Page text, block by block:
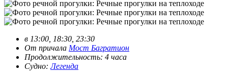
в 13:00, 18:30, 23:30
От причала Мост Багратион
Продолжительность: 4 часа
Судно:Легенда